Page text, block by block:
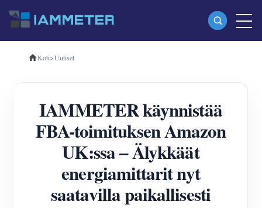
Tuotteet
Kolmivaiheinen Wi-Fi-energiamittari (WEM3080T)
Kolmivaiheinen Wi-Fi-energiamittari (WEM3046T)
Kolmivaiheinen Wi-Fi-energiamittari (WEM3050T)
WiFi-virranohjain
IAMMETER Cloud Pro
Koti>Uutiset
IAMMETER käynnistää
FBA-toimituksen Amazon
UK:ssa – Älykkäät
energiamittarit nyt
saatavilla paikallisesti